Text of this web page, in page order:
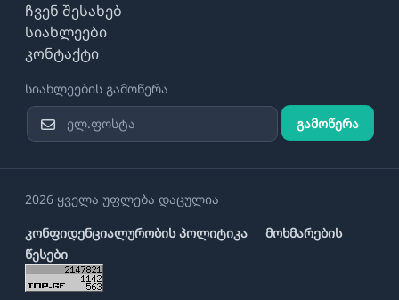
ჩვენ შესახებ
სიახლეები
კონტაქტი
სიახლეების გამოწერა
გამოწერა
2026 ყველა უფლება დაცულია
კონფიდენციალურობის პოლიტიკა
მოხმარების
წესები